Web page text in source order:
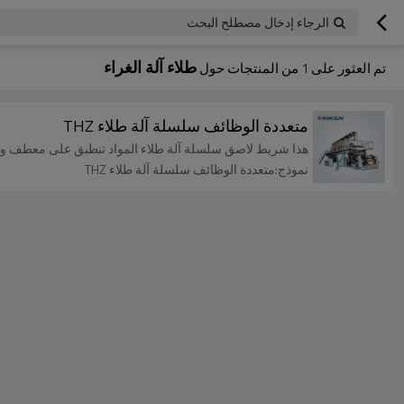
الرجاء إدخال مصطلح البحث
تم العثور على 1 من المنتجات حولطلاء آلة الغراء
متعددة الوظائف سلسلة آلة طلاء THZ
هذا شريط لاصق سلسلة آلة طلاء المواد تنطبق على معطف
نموذج:متعددة الوظائف سلسلة آلة طلاء THZ